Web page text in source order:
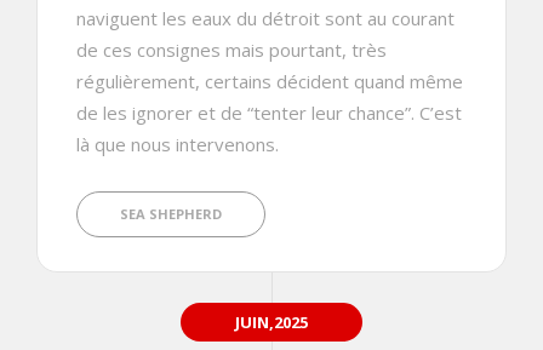
naviguent les eaux du détroit sont au courant
de ces consignes mais pourtant, très
régulièrement, certains décident quand même
de les ignorer et de “tenter leur chance”. C’est
là que nous intervenons.
SEA SHEPHERD
JUIN,2025